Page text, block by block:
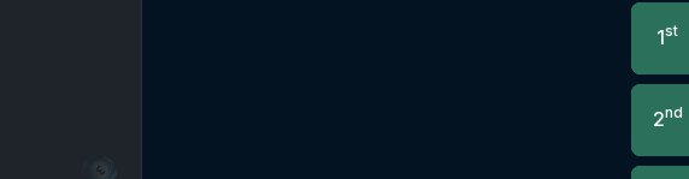
1st
2nd